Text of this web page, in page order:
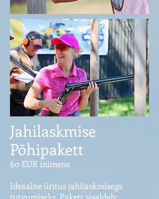
Jahilaskmise
Põhipakett​
60 EUR inimene
Ideaalne üritus jahilaskmisega
tutvumiseks. Pakett sisaldab: